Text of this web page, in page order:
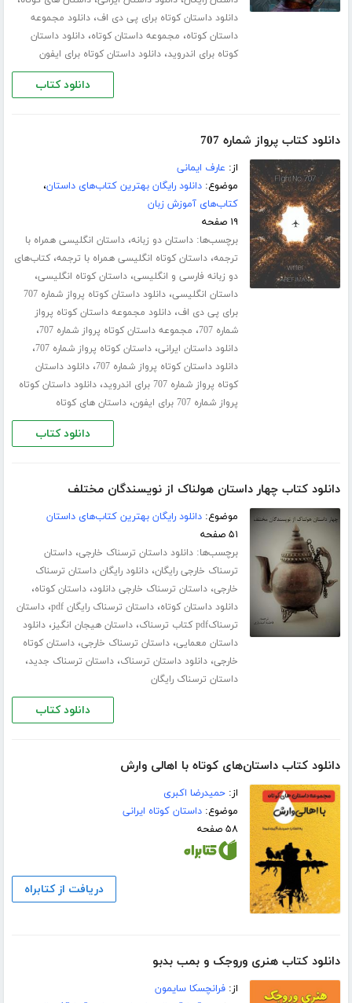
دانلود داستان کوتاه برای پی دی اف،دانلود مجموعه
داستان کوتاه، مجموعه داستان کوتاه،دانلود داستان
کوتاه برای اندروید،دانلود داستان کوتاه برای ایفون
دانلود کتاب
دانلود کتاب پرواز شماره 707
از: عارف ایمانی
موضوع:دانلود رایگان بهترین کتاب‌های داستان،
کتاب‌های آموزش زبان
۱۹ صفحه
برچسب‌ها:داستان دو زبانه،داستان انگلیسی همراه با
ترجمه،داستان کوتاه انگلیسی همراه با ترجمه،کتاب‌های
دو زبانه فارسی و انگلیسی،داستان کوتاه انگلیسی،
داستان انگلیسی،
دانلود داستان کوتاه پرواز شماره 707
برای پی دی اف،دانلود مجموعه داستان کوتاه پرواز
شماره 707
، مجموعه داستان کوتاه پرواز شماره 707 ،
دانلود داستان ایرانی،داستان کوتاه پرواز شماره 707 ،
دانلود داستان کوتاه پرواز شماره 707 ،دانلود داستان
کوتاه پرواز شماره 707 برای اندروید
،دانلود داستان کوتاه
پرواز شماره 707 برای ایفون
،داستان های کوتاه
دانلود کتاب
دانلود کتاب چهار داستان هولناک از نویسندگان مختلف
موضوع:دانلود رایگان بهترین کتاب‌های داستان
۵۱ صفحه
برچسب‌ها:دانلود داستان ترسناک خارجی،داستان
ترسناک خارجی رایگان،دانلود رایگان داستان ترسناک
خارجی،داستان ترسناک خارجی دانلود،داستان کوتاه،
دانلود داستان کوتاه،داستان ترسناک رایگان pdf ،داستان
ترسناکpdf کتاب ترسناک
،داستان هیجان انگیز،دانلود
داستان معمایی،داستان ترسناک خارجی،داستان کوتاه
خارجی،دانلود داستان ترسناک،داستان ترسناک جدید،
داستان ترسناک رایگان
دانلود کتاب
دانلود کتاب داستان‌های کوتاه با اهالی وارش
از:حمیدرضا اکبری
موضوع:داستان کوتاه ایرانی
۵۸ صفحه
دریافت از کتابراه
دانلود کتاب هنری وروجک و بمب بدبو
از:فرانچسکا سایمون